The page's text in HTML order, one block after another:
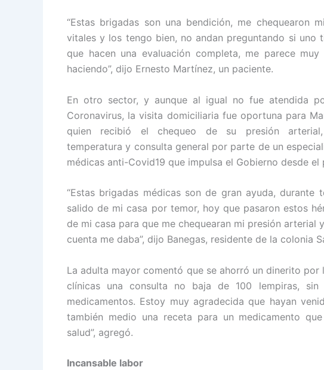
“Estas brigadas son una bendición, me chequearon
vitales y los tengo bien, no andan preguntando si uno
que hacen una evaluación completa, me parece
haciendo”, dijo Ernesto Martínez, un paciente.
En otro sector, y aunque al igual no fue atendida
Coronavirus, la visita domiciliaria fue oportuna para
quien recibió el chequeo de su presión arterial,
temperatura y consulta general por parte de un
médicas anti-Covid19 que impulsa el Gobierno desde el
“Estas brigadas médicas son de gran ayuda, durante
salido de mi casa por temor, hoy que pasaron estos
de mi casa para que me chequearan mi presión arterial
cuenta me daba”, dijo Banegas, residente de la colonia
La adulta mayor comentó que se ahorró un dinerito por
clínicas una consulta no baja de 100 lempiras,
medicamentos. Estoy muy agradecida que hayan
también medio una receta para un medicamento
salud”, agregó.
Incansable labor